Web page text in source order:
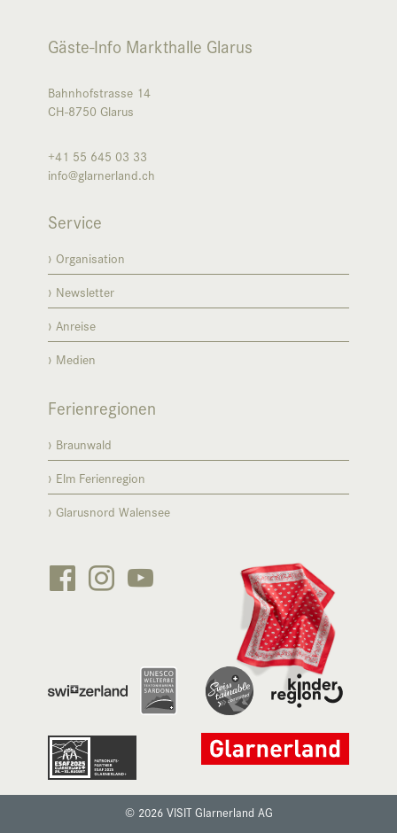
Gäste-Info Markthalle Glarus
Bahnhofstrasse 14
CH-8750 Glarus
+41 55 645 03 33
info@glarnerland.ch
Service
Organisation
Newsletter
Anreise
Medien
Ferienregionen
Braunwald
Elm Ferienregion
Glarusnord Walensee

 
© 2026 VISIT Glarnerland AG